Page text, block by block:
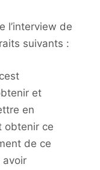
l’interview de
suivants :
et
en
obtenir ce
de ce
avoir